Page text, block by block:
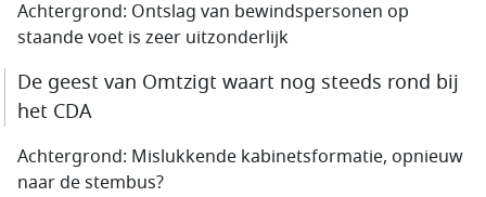
Achtergrond: Ontslag van bewindspersonen op
staande voet is zeer uitzonderlijk
De geest van Omtzigt waart nog steeds rond bij
het CDA
Achtergrond: Mislukkende kabinetsformatie, opnieuw
naar de stembus?